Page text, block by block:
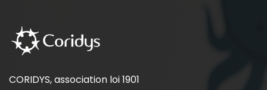
CORIDYS, association loi 1901